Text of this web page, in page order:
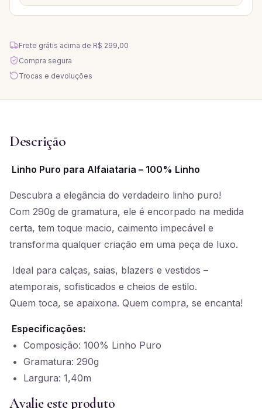
Frete grátis acima de R$ 299,00
Compra segura
Trocas e devoluções
Descrição
Linho Puro para Alfaiataria – 100% Linho
Descubra a elegância do verdadeiro linho puro!
Com 290g de gramatura, ele é encorpado na medida
certa, tem toque macio, caimento impecável e
transforma qualquer criação em uma peça de luxo.
Ideal para calças, saias, blazers e vestidos –
atemporais, sofisticados e cheios de estilo.
Quem toca, se apaixona. Quem compra, se encanta!
Especificações:
• Composição: 100% Linho Puro
• Gramatura: 290g
• Largura: 1,40m
Avalie este produto